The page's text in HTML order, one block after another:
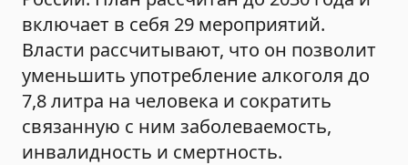
включает в себя 29 мероприятий.
Власти рассчитывают, что он позволит
уменьшить употребление алкоголя до
7,8 литра на человека и сократить
связанную с ним заболеваемость,
инвалидность и смертность.